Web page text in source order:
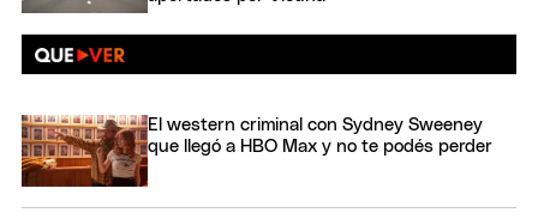
El western criminal con Sydney Sweeney
que llegó a HBO Max y no te podés perder